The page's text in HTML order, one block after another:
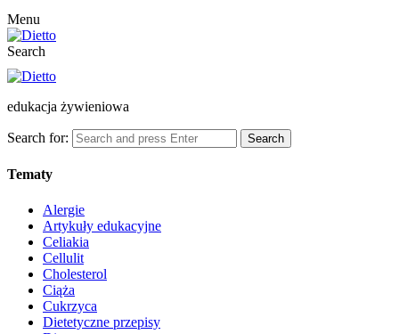
Menu
Search
edukacja żywieniowa
Search for: Search
Tematy
Alergie
Artykuły edukacyjne
Celiakia
Cellulit
Cholesterol
Ciąża
Cukrzyca
Dietetyczne przepisy